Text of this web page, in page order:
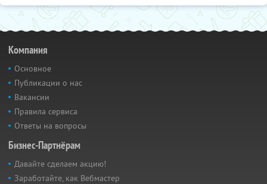
Компания
Основное
Публикации о нас
Вакансии
Правила сервиса
Ответы на вопросы
Бизнес-Партнёрам
Давайте сделаем акцию!
Заработайте, как Вебмастер